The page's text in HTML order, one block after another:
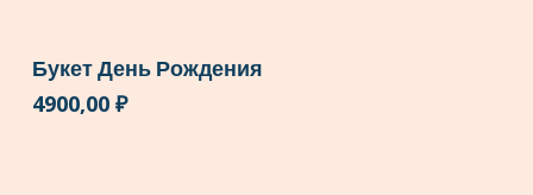
Букет День Рождения
4900,00 ₽